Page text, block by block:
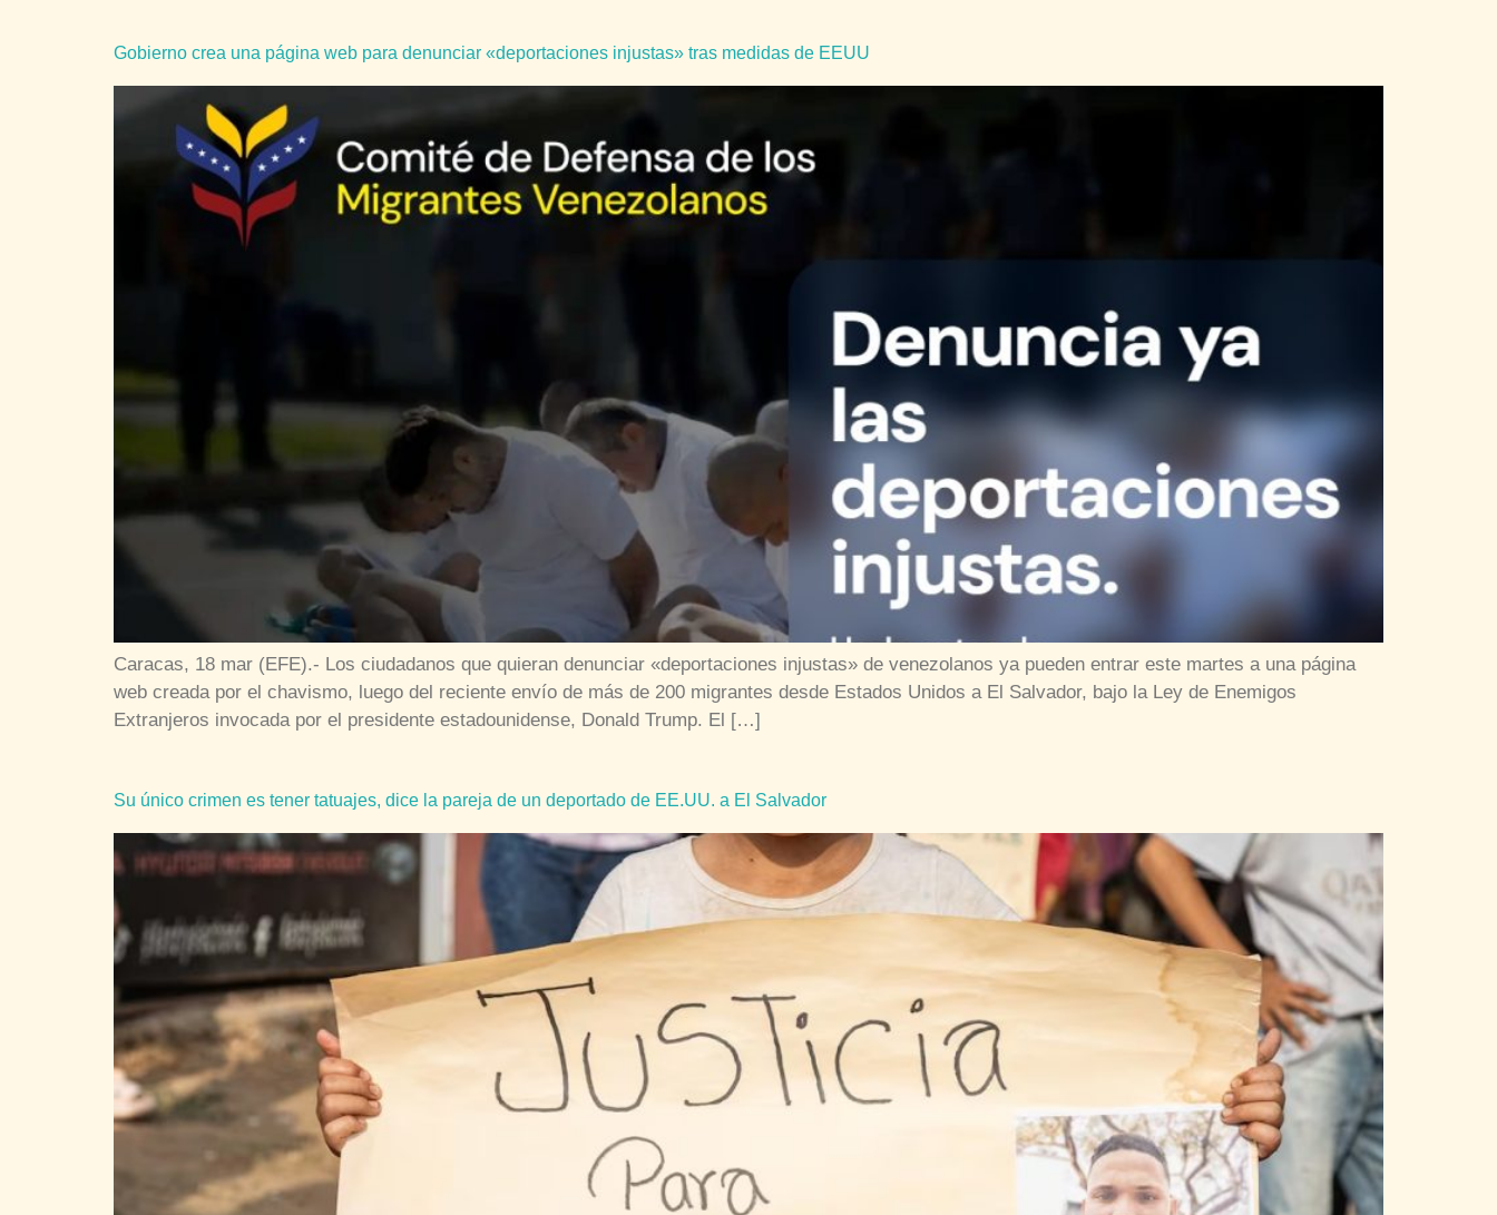
Gobierno crea una página web para denunciar «deportaciones injustas» tras medidas de EEUU
Caracas, 18 mar (EFE).- Los ciudadanos que quieran denunciar «deportaciones injustas» de venezolanos ya pueden entrar este martes a una página
web creada por el chavismo, luego del reciente envío de más de 200 migrantes desde Estados Unidos a El Salvador, bajo la Ley de Enemigos
Extranjeros invocada por el presidente estadounidense, Donald Trump. El […]
Su único crimen es tener tatuajes, dice la pareja de un deportado de EE.UU. a El Salvador